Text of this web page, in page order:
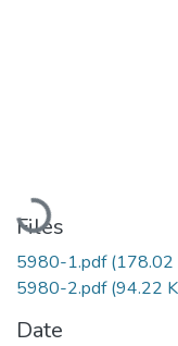
Loading...
Files
5980-1.pdf(178.02
5980-2.pdf(94.22
Date